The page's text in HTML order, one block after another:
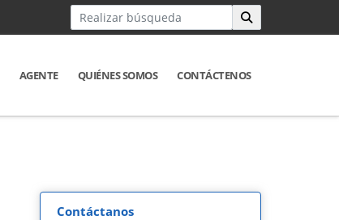
AGENTE QUIÉNES SOMOS CONTÁCTENOS
Contáctanos